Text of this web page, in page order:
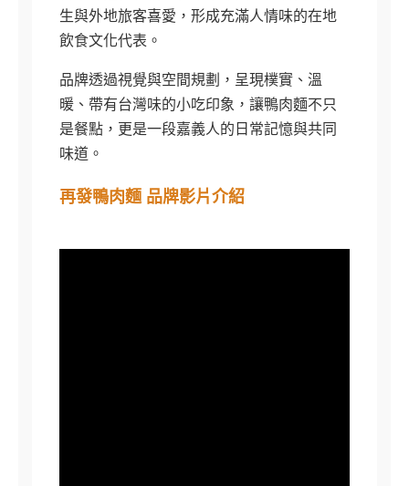
生與外地旅客喜愛，形成充滿人情味的在地
飲食文化代表。
品牌透過視覺與空間規劃，呈現樸實、溫
暖、帶有台灣味的小吃印象，讓鴨肉麵不只
是餐點，更是一段嘉義人的日常記憶與共同
味道。
再發鴨肉麵 品牌影片介紹